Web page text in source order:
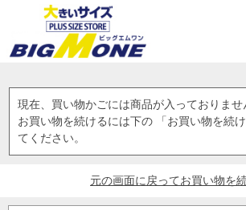
現在、買い物かごには商品が入っておりませ
お買い物を続けるには下の 「お買い物を続
てください。
元の画面に戻ってお買い物を